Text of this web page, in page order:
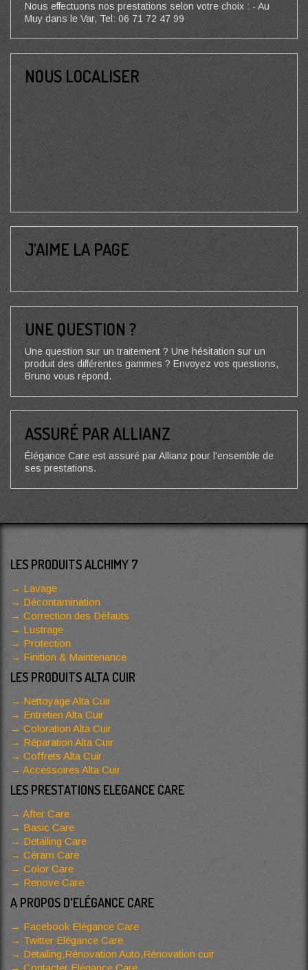
Nous effectuons nos prestations selon votre choix : - Au
Muy dans le Var, Tel: 06 71 72 47 99
NOUS LOCALISER
J’AIME LA PAGE
UNE QUESTION ?
Une question sur un traitement ? Une hésitation sur un
produit des différentes gammes ? Envoyez vos questions,
Bruno vous répond.
ASSURÉ PAR ALLIANZ
Élégance Care est assuré par Allianz pour l'ensemble de
ses prestations.
LES PRODUITS ALCHIMY 7
Lavage
Décontamination
Correction des Défauts
Lustrage
Protection
Finition & Maintenance
LES PRODUITS ALTA CUIR
Nettoyage Alta Cuir
Entretien Alta Cuir
Coloration Alta Cuir
Réparation Alta Cuir
Coffrets Alta Cuir
Accessoires Alta Cuir
LES PRESTATIONS ELEGANCE CARE
After Care
Basic Care
Detailing Care
Céram Care
Color Care
Renove Care
A PROPOS D'ELÉGANCE CARE
Facebook Elégance Care
Twitter Elégance Care
Detailing,Rénovation Auto,Rénovation cuir
Contacter Elégance Care